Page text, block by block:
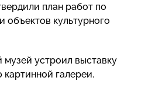
план работ по
объектов культурного
музей устроил выставку
картинной галереи.